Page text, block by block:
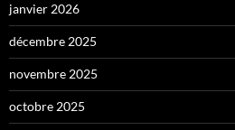
janvier 2026
décembre 2025
novembre 2025
octobre 2025